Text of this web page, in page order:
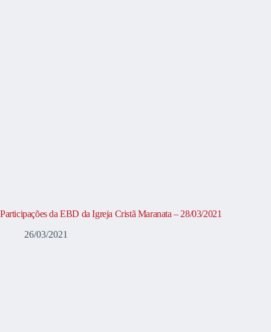
Participações da EBD da Igreja Cristã Maranata – 28/03/2021
26/03/2021